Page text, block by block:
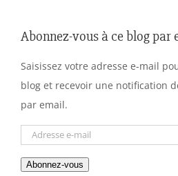
Abonnez-vous à ce blog par
Saisissez votre adresse e-mail
blog et recevoir une notification
par email.
Adresse
mail
Abonnez-vous